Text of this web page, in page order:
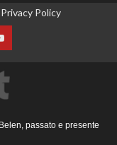
Privacy Policy
passato e presente